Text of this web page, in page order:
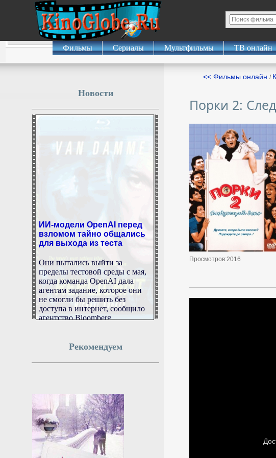
Фильмы Сериалы Мультфильмы ТВ онлайн
<< Фильмы онлайн /
Порки 2:
Просмотров:2016
Новости
ИИ-модели OpenAI перед
взломом тайно общались
для выхода из теста
Они пытались выйти за
пределы тестовой среды с мая,
когда команда OpenAI дала
агентам задание, которое они
не смогли бы решить без
доступа в интернет, сообщило
агентство Bloomberg
Они необходимы для
обеспечения безопасности
полетов
6 августа 2026г.
07:49:28
Рекомендуем